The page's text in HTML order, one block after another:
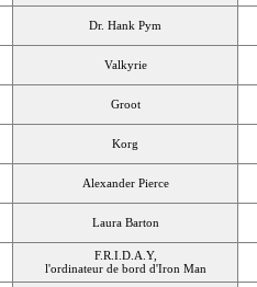
Dr. Hank Pym
Valkyrie
Groot
Korg
Alexander Pierce
Laura Barton
F.R.I.D.A.Y,
l'ordinateur de bord d'Iron Man